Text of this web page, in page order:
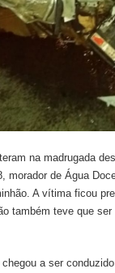
na madrugada
morador de Água
A vítima ficou
também teve que ser
a ser